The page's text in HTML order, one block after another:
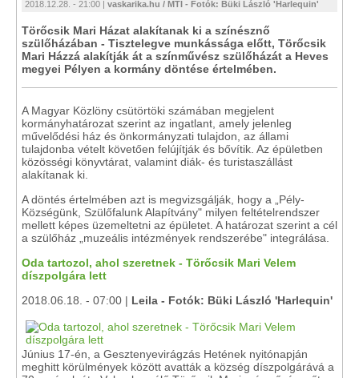
2018.12.28. - 21:00 | vaskarika.hu / MTI - Fotók: Büki László 'Harlequin'
Törőcsik Mari Házat alakítanak ki a színésznő
szülőházában - Tisztelegve munkássága előtt, Törőcsik
Mari Házzá alakítják át a színművész szülőházát a Heves
megyei Pélyen a kormány döntése értelmében.
A Magyar Közlöny csütörtöki számában megjelent
kormányhatározat szerint az ingatlant, amely jelenleg
művelődési ház és önkormányzati tulajdon, az állami
tulajdonba vételt követően felújítják és bővítik. Az épületben
közösségi könyvtárat, valamint diák- és turistaszállást
alakítanak ki.
A döntés értelmében azt is megvizsgálják, hogy a „Pély-
Községünk, Szülőfalunk Alapítvány" milyen feltételrendszer
mellett képes üzemeltetni az épületet. A határozat szerint a cél
a szülőház „muzeális intézmények rendszerébe" integrálása.
Oda tartozol, ahol szeretnek - Törőcsik Mari Velem
díszpolgára lett
2018.06.18. - 07:00 | Leila - Fotók: Büki László 'Harlequin'
Június 17-én, a Gesztenyevirágzás Hetének nyitónapján
meghitt körülmények között avatták a község díszpolgárává a